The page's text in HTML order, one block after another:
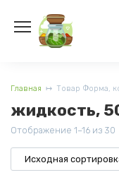
содержанию
Главная Товар Форма,
жидкость,
Отображение 1–16 из 30